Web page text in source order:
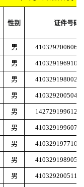
性别 证件号码
男
男
男
男
男
男
男
男
男